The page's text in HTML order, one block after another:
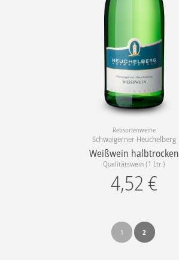
Rebsortenweine
Schwaigerner Heuchelberg
Weißwein halbtrocken
Qualitätswein (1 Ltr.)
4,52 €
1 2